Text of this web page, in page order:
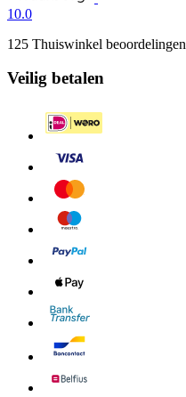
10.0
125 Thuiswinkel beoordelingen
Veilig betalen